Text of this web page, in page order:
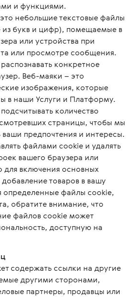
и функциями.
небольшие текстовые файлы
букв и цифр), помещаемые в
или устройства при
или просмотре сообщения.
конкретное
Веб-маяки – это
изображения, которые
в наши Услуги и Платформу.
количество
страницы, чтобы мы
ваши предпочтения и интересы.
файлами cookie и удалять
вашего браузера или
для включения основных
товаров в вашу
определенные файлы cookie,
обратите внимание, что
файлов cookie может
доступную на
содержать ссылки на другие
другими сторонами,
партнеры, продавцы или